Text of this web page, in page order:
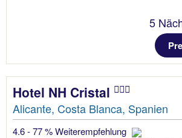
5
Hotel NH Cristal
Alicante, Costa Blanca, Spanien
4.6 - 77 % Weiterempfehlung